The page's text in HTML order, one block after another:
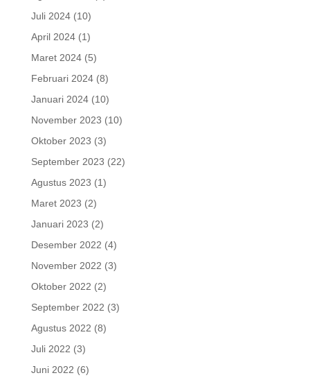
Juli 2024(10)
April 2024(1)
Maret 2024(5)
Februari 2024(8)
Januari 2024(10)
November 2023 (10)
Oktober 2023 (3)
September 2023 (22)
Agustus 2023 (1)
Maret 2023 (2)
Januari 2023 (2)
Desember 2022 (4)
November 2022 (3)
Oktober 2022 (2)
September 2022 (3)
Agustus 2022 (8)
Juli 2022 (3)
Juni 2022 (6)